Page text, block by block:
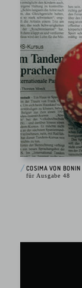
COSIMA VON BONIN
für Ausgabe 48